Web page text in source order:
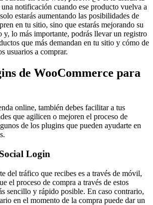
notificación cuando ese producto vuelva a
estarás aumentando las posibilidades de
en tu sitio, sino que estarás mejorando su
y, lo más importante, podrás llevar un registro
que más demandan en tu sitio y cómo de
usuarios a comprar.
de WooCommerce para
online, también debes facilitar a tus
que agilicen o mejoren el proceso de
de los plugins que pueden ayudarte en
Login
del tráfico que recibes es a través de móvil,
el proceso de compra a través de estos
sencillo y rápido posible. En caso contrario,
en el momento de la compra puede dar un